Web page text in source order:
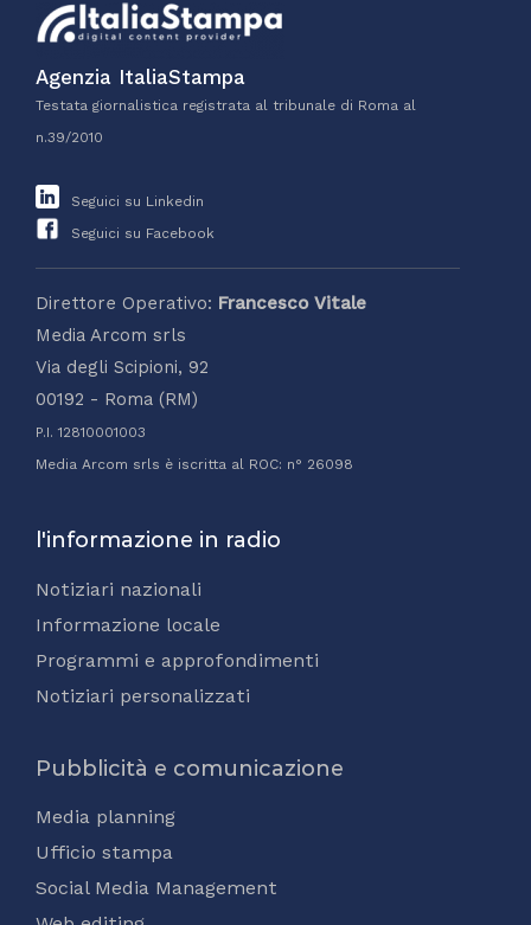
Agenzia ItaliaStampa
Testata giornalistica registrata al tribunale di Roma al
n.39/2010
Seguici su Linkedin
Seguici su Facebook
Direttore Operativo: Francesco Vitale
Media Arcom srls
Via degli Scipioni, 92
00192 - Roma (RM)
P.I. 12810001003
Media Arcom srls è iscritta al ROC: n° 26098
l'informazione in radio
Notiziari nazionali
Informazione locale
Programmi e approfondimenti
Notiziari personalizzati
Pubblicità e comunicazione
Media planning
Ufficio stampa
Social Media Management